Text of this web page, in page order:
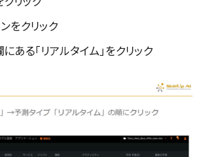
をクリック
ある「リアルタイム」をクリック